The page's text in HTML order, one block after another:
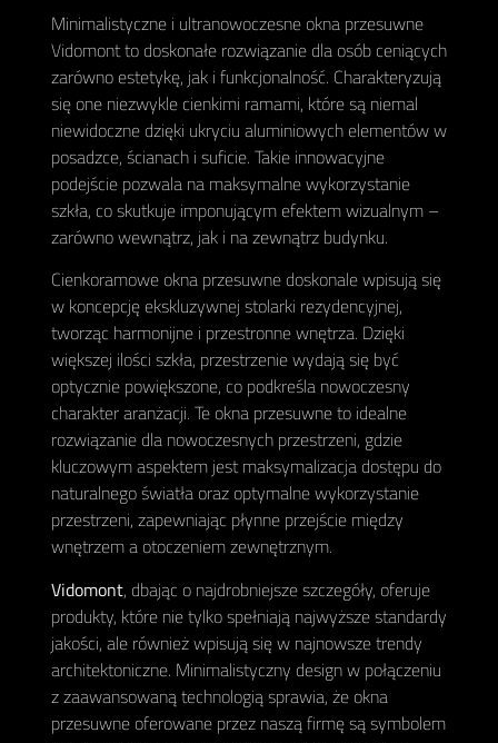
Minimalistyczne i ultranowoczesne okna przesuwne
Vidomont to doskonałe rozwiązanie dla osób ceniących
zarówno estetykę, jak i funkcjonalność. Charakteryzują
się one niezwykle cienkimi ramami, które są niemal
niewidoczne dzięki ukryciu aluminiowych elementów w
posadzce, ścianach i suficie. Takie innowacyjne
podejście pozwala na maksymalne wykorzystanie
szkła, co skutkuje imponującym efektem wizualnym –
zarówno wewnątrz, jak i na zewnątrz budynku.
Cienkoramowe okna przesuwne doskonale wpisują się
w koncepcję ekskluzywnej stolarki rezydencyjnej,
tworząc harmonijne i przestronne wnętrza. Dzięki
większej ilości szkła, przestrzenie wydają się być
optycznie powiększone, co podkreśla nowoczesny
charakter aranżacji. Te okna przesuwne to idealne
rozwiązanie dla nowoczesnych przestrzeni, gdzie
kluczowym aspektem jest maksymalizacja dostępu do
naturalnego światła oraz optymalne wykorzystanie
przestrzeni, zapewniając płynne przejście między
wnętrzem a otoczeniem zewnętrznym.
Vidomont, dbając o najdrobniejsze szczegóły, oferuje
produkty, które nie tylko spełniają najwyższe standardy
jakości, ale również wpisują się w najnowsze trendy
architektoniczne. Minimalistyczny design w połączeniu
z zaawansowaną technologią sprawia, że okna
przesuwne oferowane przez naszą firmę są symbolem